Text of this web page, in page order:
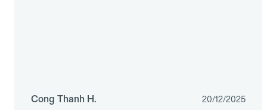
Cong Thanh H. 20/12/2025